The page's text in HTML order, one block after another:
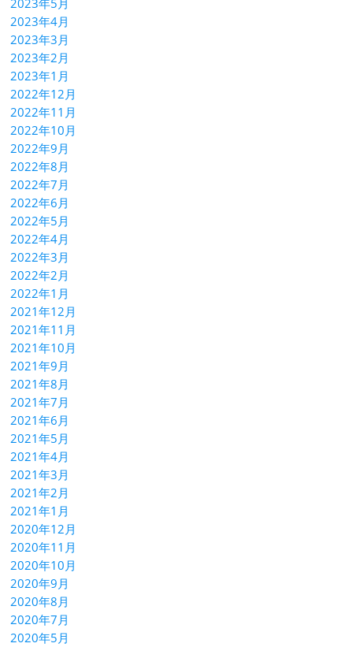
2023年5月
2023年4月
2023年3月
2023年2月
2023年1月
2022年12月
2022年11月
2022年10月
2022年9月
2022年8月
2022年7月
2022年6月
2022年5月
2022年4月
2022年3月
2022年2月
2022年1月
2021年12月
2021年11月
2021年10月
2021年9月
2021年8月
2021年7月
2021年6月
2021年5月
2021年4月
2021年3月
2021年2月
2021年1月
2020年12月
2020年11月
2020年10月
2020年9月
2020年8月
2020年7月
2020年5月